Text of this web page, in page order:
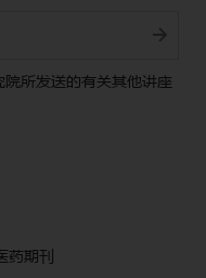
所发送的有关其他讲座
药期刊